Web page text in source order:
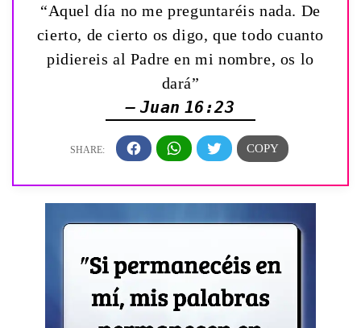
“Aquel día no me preguntaréis nada. De
cierto, de cierto os digo, que todo cuanto
pidiereis al Padre en mi nombre, os lo
dará”
— Juan 16:23